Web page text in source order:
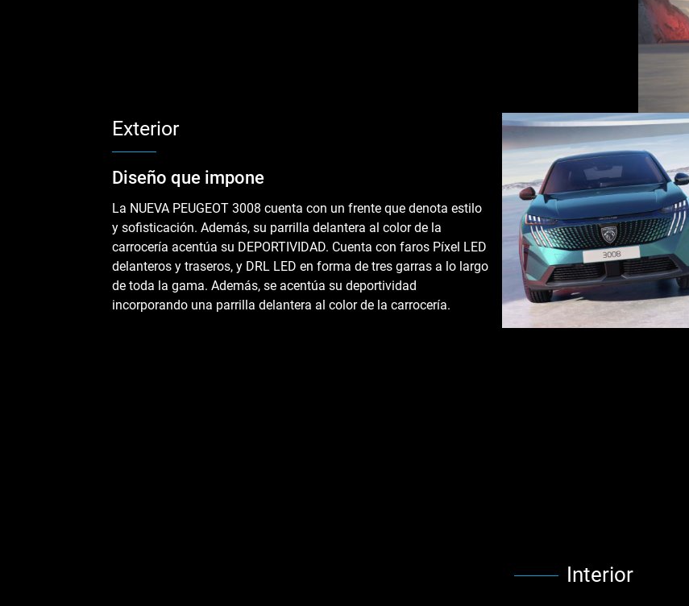
Exterior
Diseño que impone
La NUEVA PEUGEOT 3008 cuenta con un frente que denota estilo
y sofisticación. Además, su parrilla delantera al color de la
carrocería acentúa su DEPORTIVIDAD. Cuenta con faros Píxel LED
delanteros y traseros, y DRL LED en forma de tres garras a lo largo
de toda la gama. Además, se acentúa su deportividad
incorporando una parrilla delantera al color de la carrocería.
Interior